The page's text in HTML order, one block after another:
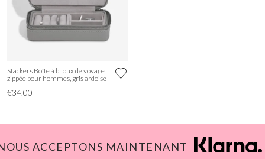
Stackers Boîte à bijoux de voyage
zippée pour hommes, gris ardoise
€34.00
ACCEPTONS MAINTENANT